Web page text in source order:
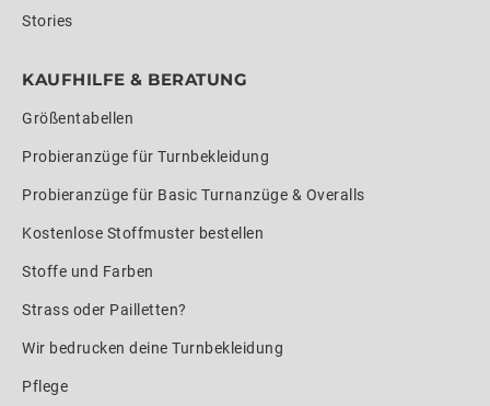
Stories
KAUFHILFE & BERATUNG
Größentabellen
Probieranzüge für Turnbekleidung
Probieranzüge für Basic Turnanzüge & Overalls
Kostenlose Stoffmuster bestellen
Stoffe und Farben
Strass oder Pailletten?
Wir bedrucken deine Turnbekleidung
Pflege